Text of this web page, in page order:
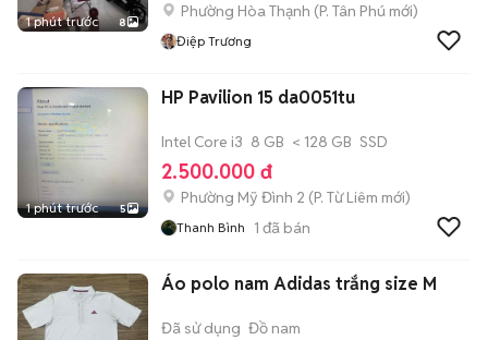
1 phút trước 8
Phường Hòa Thạnh (P. Tân Phú mới)
Điệp Trương
1 phút trước 5
HP Pavilion 15 da0051tu
Intel Core i3 8 GB < 128 GB SSD
2.500.000 đ
Phường Mỹ Đình 2 (P. Từ Liêm mới)
Thanh Bình 1 đã bán
Áo polo nam Adidas trắng size M
Đã sử dụng Đồ nam